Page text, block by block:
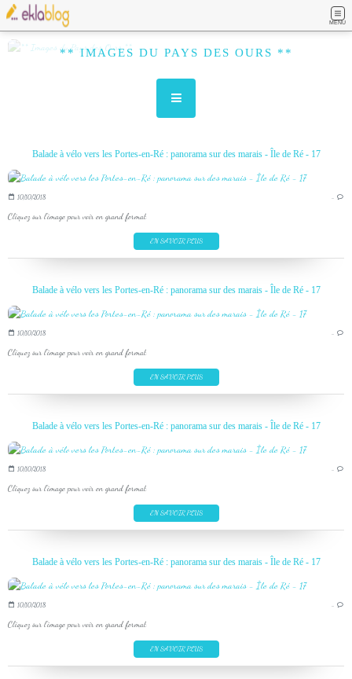
MENU
** IMAGES DU PAYS DES OURS **
Balade à vélo vers les Portes-en-Ré : panorama sur des marais - Île de Ré - 17
10/10/2018 …
Cliquez sur l'image pour voir en grand format
EN SAVOIR PLUS
Balade à vélo vers les Portes-en-Ré : panorama sur des marais - Île de Ré - 17
10/10/2018 …
Cliquez sur l'image pour voir en grand format
EN SAVOIR PLUS
Balade à vélo vers les Portes-en-Ré : panorama sur des marais - Île de Ré - 17
10/10/2018 …
Cliquez sur l'image pour voir en grand format
EN SAVOIR PLUS
Balade à vélo vers les Portes-en-Ré : panorama sur des marais - Île de Ré - 17
10/10/2018 …
Cliquez sur l'image pour voir en grand format
EN SAVOIR PLUS